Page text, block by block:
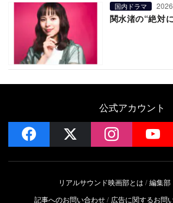
国内ドラマ
関水渚の“絶対
公式アカウント
facebook instagram
リアルサウンド映画部とは
編集部
記事へのお問い合わせ
広告に関するお問